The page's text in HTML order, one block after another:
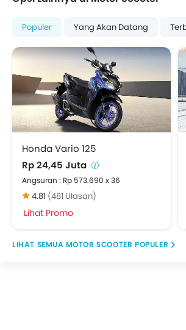
Populer Yang Akan Datang
Honda Vario 125
Rp 24,45 Juta
Angsuran : Rp 573.690 x 36
4.81 (481 Ulasan)
Lihat Promo
MOTOR SCOOTER POPULER